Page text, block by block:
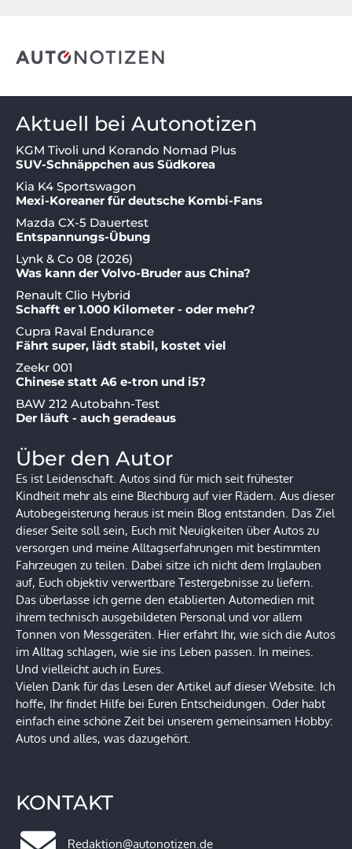
Aktuell bei Autonotizen
KGM Tivoli und Korando Nomad Plus
SUV-Schnäppchen aus Südkorea
Kia K4 Sportswagon
Mexi-Koreaner für deutsche Kombi-Fans
Mazda CX-5 Dauertest
Entspannungs-Übung
Lynk & Co 08 (2026)
Was kann der Volvo-Bruder aus China?
Renault Clio Hybrid
Schafft er 1.000 Kilometer - oder mehr?
Cupra Raval Endurance
Fährt super, lädt stabil, kostet viel
Zeekr 001
Chinese statt A6 e-tron und i5?
BAW 212 Autobahn-Test
Der läuft - auch geradeaus
Über den Autor
Es ist Leidenschaft. Autos sind für mich seit frühester
Kindheit mehr als eine Blechburg auf vier Rädern. Aus dieser
Autobegeisterung heraus ist mein Blog entstanden. Das Ziel
dieser Seite soll sein, Euch mit Neuigkeiten über Autos zu
versorgen und meine Alltagserfahrungen mit bestimmten
Fahrzeugen zu teilen. Dabei sitze ich nicht dem Irrglauben
auf, Euch objektiv verwertbare Testergebnisse zu liefern.
Das überlasse ich gerne den etablierten Automedien mit
ihrem technisch ausgebildeten Personal und vor allem
Tonnen von Messgeräten. Hier erfahrt Ihr, wie sich die Autos
im Alltag schlagen, wie sie ins Leben passen. In meines.
Und vielleicht auch in Eures.
Vielen Dank für das Lesen der Artikel auf dieser Website. Ich
hoffe, Ihr findet Hilfe bei Euren Entscheidungen. Oder habt
einfach eine schöne Zeit bei unserem gemeinsamen Hobby:
Autos und alles, was dazugehört.
KONTAKT
Redaktion@autonotizen.de